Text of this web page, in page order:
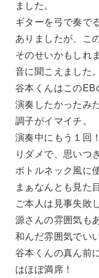
ました。
ギターを弓で奏で
ありましたが、こ
そのせいかもしれ
音に聞こえました。
谷本くんはこの
演奏したかったみ
調子がイマイチ。
演奏中にもう１回
りダメで、思いつ
ボトルネック風に
まぁなんとも見た
ご本人は見事失敗
源さんの雰囲気も
和んだ雰囲気でい
谷本くんの真ん前
はほぼ満席！